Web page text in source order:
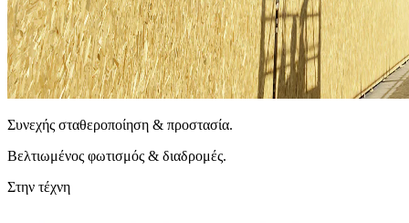
Συνεχής σταθεροποίηση & προστασία.
Βελτιωμένος φωτισμός & διαδρομές.
Στην τέχνη